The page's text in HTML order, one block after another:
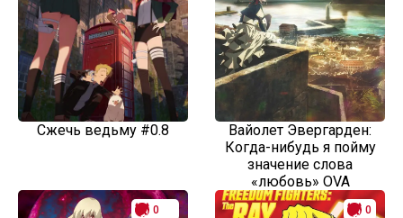
Сжечь ведьму #0.8
Вайолет Эвергарден:
Когда-нибудь я пойму
значение слова
«любовь» OVA
0
0